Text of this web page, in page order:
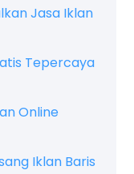
Jasa Iklan
Tepercaya
Online
Iklan Baris